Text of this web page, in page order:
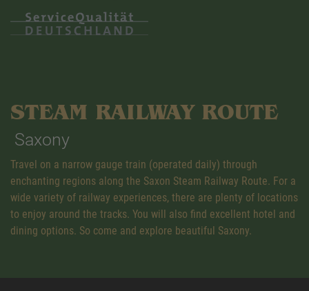
STEAM RAILWAY ROUTE
Saxony
Travel on a narrow gauge train (operated daily) through
enchanting regions along the Saxon Steam Railway Route. For a
wide variety of railway experiences, there are plenty of locations
to enjoy around the tracks. You will also find excellent hotel and
dining options. So come and explore beautiful Saxony.